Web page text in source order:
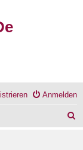
Anmelden